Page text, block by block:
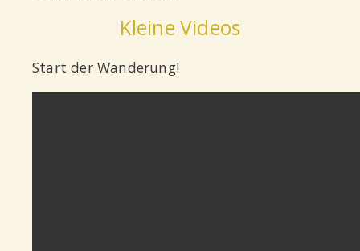
Kleine Videos
Start der Wanderung!